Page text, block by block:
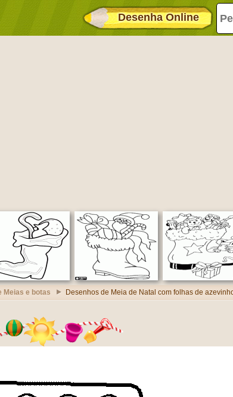
Desenha Online
Meias e botas Desenhos de Meia de Natal com folhas de